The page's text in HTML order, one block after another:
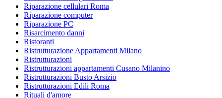
Riparazione cellulari Roma
Riparazione computer
Riparazione PC
Risarcimento danni
Ristoranti
Ristrutturazione Appartamenti Milano
Ristrutturazioni
Ristrutturazioni appartamenti Cusano Milanino
Ristrutturazioni Busto Arsizio
Ristrutturazioni Edili Roma
Rituali d'amore